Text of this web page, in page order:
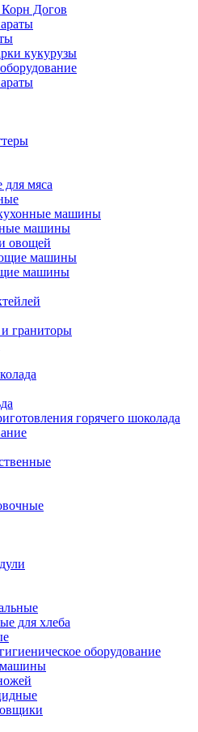
Догов
кукурузы
мяса
машины
машины
овощей
машины
машины
граниторы
горячего шоколада
для хлеба
оборудование
машины